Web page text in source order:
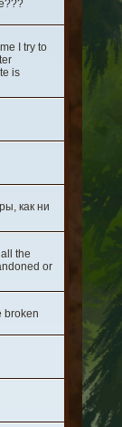
I try to
is
как ни
the
or
broken